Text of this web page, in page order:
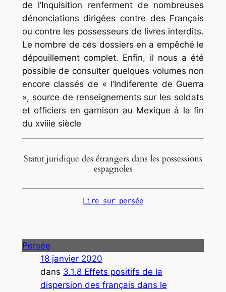
de l’Inquisition renferment de nombreuses
dénonciations dirigées contre des Français
ou contre les possesseurs de livres interdits.
Le nombre de ces dossiers en a empêché le
dépouillement complet. Enfin, il nous a été
possible de consulter quelques volumes non
encore classés de « l’Indiferente de Guerra
», source de renseignements sur les soldats
et officiers en garnison au Mexique à la fin
du xviiie siècle
Statut juridique des étrangers dans les possessions
espagnoles
Lire sur persée
Persée
18 janvier 2020
dans 3.1.8 Effets positifs de la
dispersion des français dans le